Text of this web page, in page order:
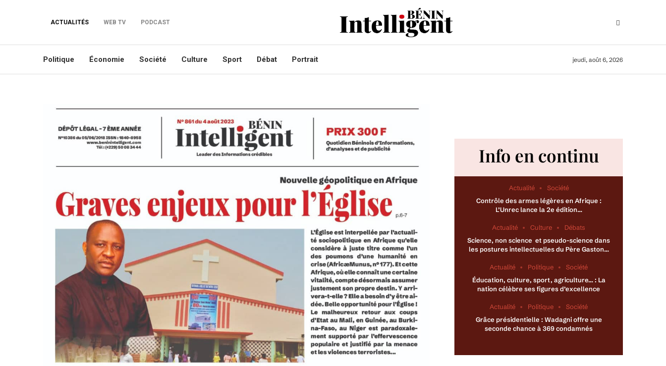
ACTUALITÉS WEB TV PODCAST
Politique Économie Société Culture Sport Débat Portrait jeudi, août 6, 2026
Info en continu
Actualité
Société
Contrôle des armes légères en Afrique :
L’Unrec lance la 2e édition…
Actualité Culture
Débats
Science, non science et pseudo-science dans
les postures intellectuelles du Père Gaston…
Actualité Politique
Société
Éducation, culture, sport, agriculture… : La
nation célèbre ses figures d’excellence
Actualité Politique
Société
Grâce présidentielle : Wadagni offre une
seconde chance à 369 condamnés